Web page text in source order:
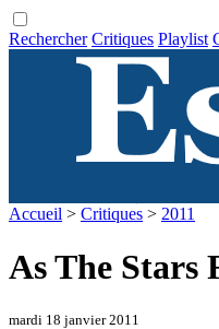
Rechercher Critiques Playlist
Accueil > Critiques > 2011
As The Stars
mardi 18 janvier 2011